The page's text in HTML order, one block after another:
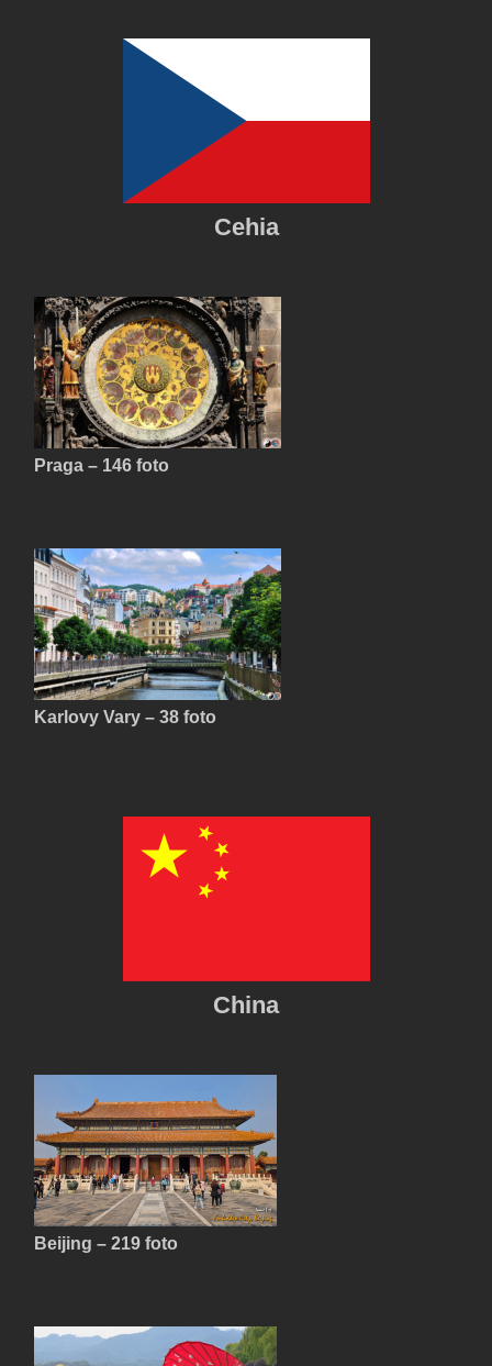
Cehia
Praga – 146 foto
Karlovy Vary – 38 foto
China
Beijing – 219 foto